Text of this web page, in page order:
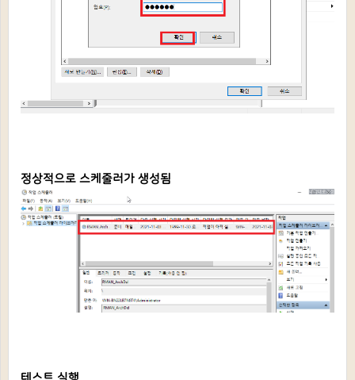
정상적으로 스케줄러가 생성됨